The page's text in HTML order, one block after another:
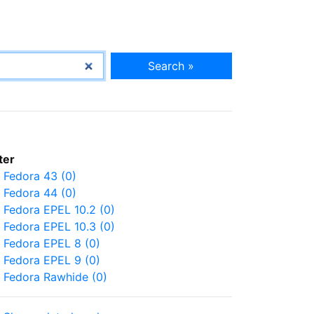
Search »
Fedora 43 (0)
Fedora 44 (0)
Fedora EPEL 10.2 (0)
Fedora EPEL 10.3 (0)
Fedora EPEL 8 (0)
Fedora EPEL 9 (0)
Fedora Rawhide (0)